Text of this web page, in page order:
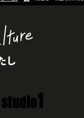
し
studio1